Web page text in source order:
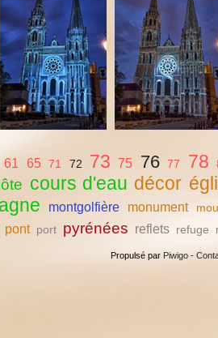
61 65 71 72 73 75 76 77 78
cours d'eau décor
montgolfière monument
pont port pyrénées reflets refuge
Propulsé par Piwigo -